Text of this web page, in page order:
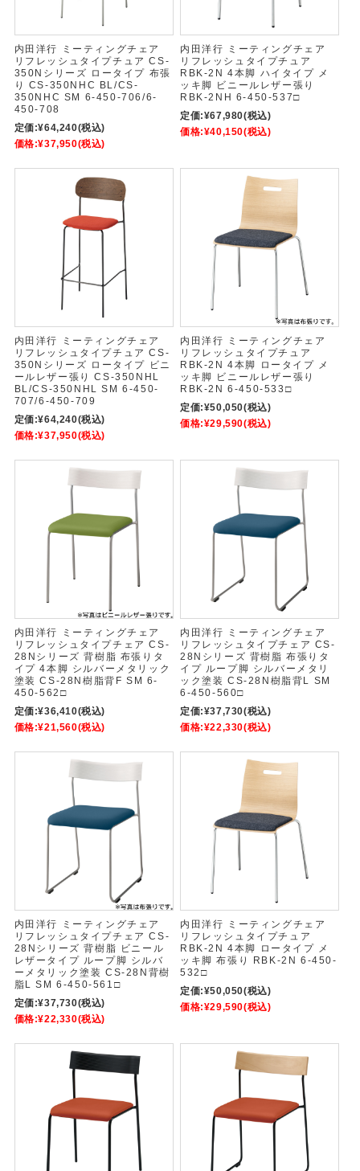
内田洋行 ミーティングチェア
リフレッシュタイプチュア CS-
350Nシリーズ ロータイプ 布張
り CS-350NHC BL/CS-
350NHC SM 6-450-706/6-
450-708
定価:¥64,240(税込)
価格:¥37,950(税込)
内田洋行 ミーティングチェア
リフレッシュタイプチュア
RBK-2N 4本脚 ハイタイプ メ
ッキ脚 ビニールレザー張り
RBK-2NH 6-450-537□
定価:¥67,980(税込)
価格:¥40,150(税込)
内田洋行 ミーティングチェア
リフレッシュタイプチュア CS-
350Nシリーズ ロータイプ ビニ
ールレザー張り CS-350NHL
BL/CS-350NHL SM 6-450-
707/6-450-709
定価:¥64,240(税込)
価格:¥37,950(税込)
内田洋行 ミーティングチェア
リフレッシュタイプチュア
RBK-2N 4本脚 ロータイプ メ
ッキ脚 ビニールレザー張り
RBK-2N 6-450-533□
定価:¥50,050(税込)
価格:¥29,590(税込)
内田洋行 ミーティングチェア
リフレッシュタイプチェア CS-
28Nシリーズ 背樹脂 布張りタ
イプ 4本脚 シルバーメタリック
塗装 CS-28N樹脂背F SM 6-
450-562□
定価:¥36,410(税込)
価格:¥21,560(税込)
内田洋行 ミーティングチェア
リフレッシュタイプチェア CS-
28Nシリーズ 背樹脂 布張りタ
イプ ループ脚 シルバーメタリ
ック塗装 CS-28N樹脂背L SM
6-450-560□
定価:¥37,730(税込)
価格:¥22,330(税込)
内田洋行 ミーティングチェア
リフレッシュタイプチェア CS-
28Nシリーズ 背樹脂 ビニール
レザータイプ ループ脚 シルバ
ーメタリック塗装 CS-28N背樹
脂L SM 6-450-561□
定価:¥37,730(税込)
価格:¥22,330(税込)
内田洋行 ミーティングチェア
リフレッシュタイプチュア
RBK-2N 4本脚 ロータイプ メ
ッキ脚 布張り RBK-2N 6-450-
532□
定価:¥50,050(税込)
価格:¥29,590(税込)